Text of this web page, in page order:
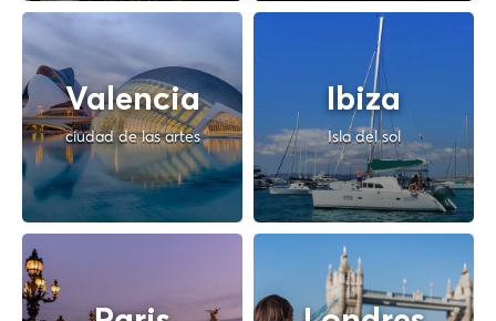
Valencia
ciudad de las artes
Ibiza
Isla del sol